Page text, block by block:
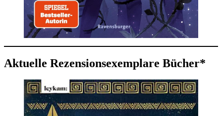
Aktuelle Rezensionsexemplare Bücher*